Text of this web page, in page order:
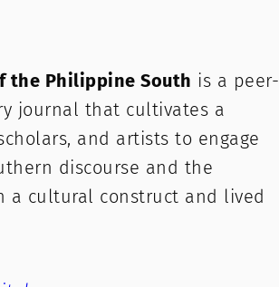
the Philippine South is a peer-
journal that cultivates a
and artists to engage
discourse and the
a cultural construct and lived